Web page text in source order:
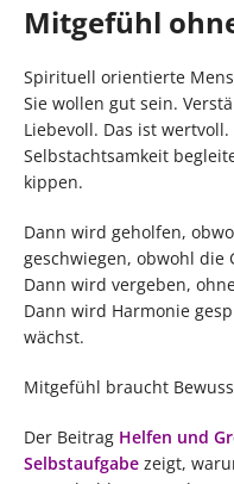
Mitgefühl
Spirituell orientierte
Sie wollen gut sein.
Liebevoll. Das ist
Selbstachtsamkeit
kippen.
Dann wird geholfen,
geschwiegen, obwohl
Dann wird vergeben,
Dann wird Harmonie
wächst.
Mitgefühl braucht
Der Beitrag Helfen und
Selbstaufgabe zeigt,